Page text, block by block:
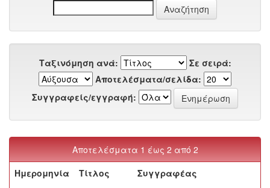
Ταξινόμηση ανά:
Σε σειρά:
Αποτελέσματα/σελίδα:
Συγγραφείς/εγγραφή:
Αποτελέσματα 1 έως 2 από 2
Ημερομηνία
Τίτλος
Συγγραφέας